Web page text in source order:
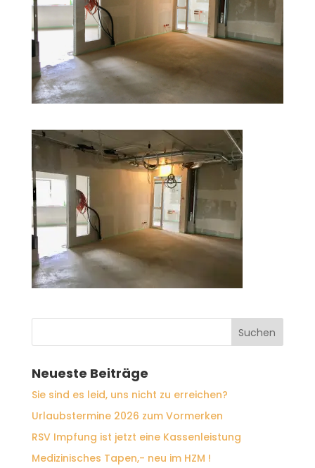
Neueste Beiträge
Sie sind es leid, uns nicht zu erreichen?
Urlaubstermine 2026 zum Vormerken
RSV Impfung ist jetzt eine Kassenleistung
Medizinisches Tapen,- neu im HZM !